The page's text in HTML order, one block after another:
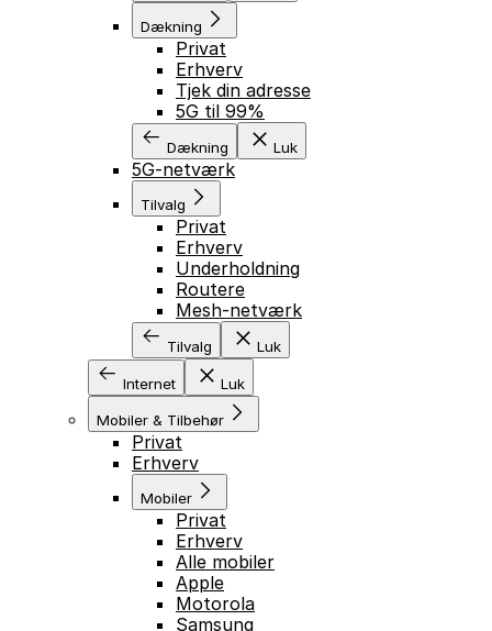
Dækning
Privat
Erhverv
Tjek din adresse
5G til 99%
Dækning Luk
5G-netværk
Tilvalg
Privat
Erhverv
Underholdning
Routere
Mesh-netværk
Tilvalg Luk
Internet Luk
Mobiler & Tilbehør
Privat
Erhverv
Mobiler
Privat
Erhverv
Alle mobiler
Apple
Motorola
Samsung